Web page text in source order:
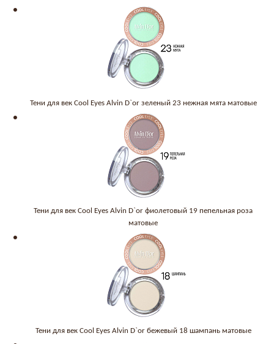
Тени для век Cool Eyes Alvin D`or зеленый 23 нежная мята матовые
Тени для век Cool Eyes Alvin D`or фиолетовый 19 пепельная роза
матовые
Тени для век Cool Eyes Alvin D`or бежевый 18 шампань матовые